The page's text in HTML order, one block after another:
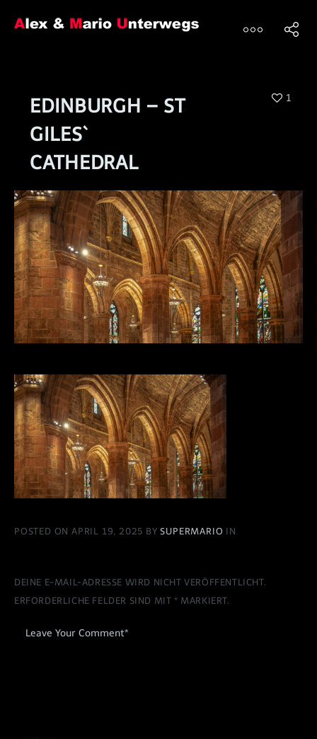
EDINBURGH – ST
GILES`
CATHEDRAL
1
POSTED ON APRIL 19, 2025 BYSUPERMARIO IN
DEINE E-MAIL-ADRESSE WIRD NICHT VERÖFFENTLICHT.
ERFORDERLICHE FELDER SIND MIT* MARKIERT.